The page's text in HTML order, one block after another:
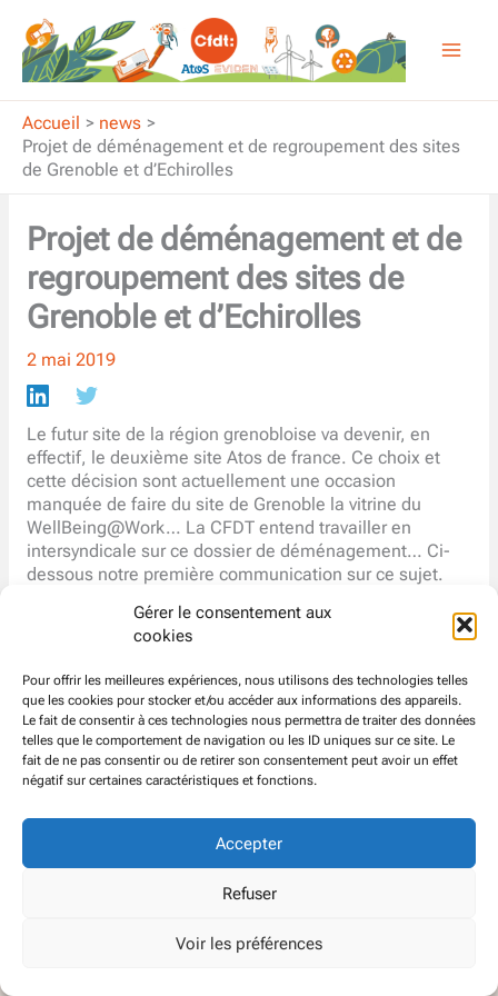
Gérer le consentement aux
cookies
Pour offrir les meilleures expériences, nous utilisons des technologies telles
que les cookies pour stocker et/ou accéder aux informations des appareils.
Le fait de consentir à ces technologies nous permettra de traiter des données
telles que le comportement de navigation ou les ID uniques sur ce site. Le
fait de ne pas consentir ou de retirer son consentement peut avoir un effet
négatif sur certaines caractéristiques et fonctions.
Accepter
Refuser
Voir les préférences
contenu
Accueil
news
Projet de déménagement et de regroupement des sites
de Grenoble et d’Echirolles
Projet de déménagement et de
regroupement des sites de
Grenoble et d’Echirolles
2 mai 2019
Le futur site de la région grenobloise va devenir, en
effectif, le deuxième site Atos de france. Ce choix et
cette décision sont actuellement une occasion
manquée de faire du site de Grenoble la vitrine du
WellBeing@Work… La CFDT entend travailler en
intersyndicale sur ce dossier de déménagement… Ci-
dessous notre première communication sur ce sujet.
https://www.cfdt-atos.org/wp-
content/uploads/2019/05/2019.05.02-tract-